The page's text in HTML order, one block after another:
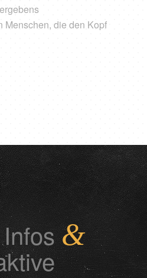
Menschen, die den Kopf
Infos&